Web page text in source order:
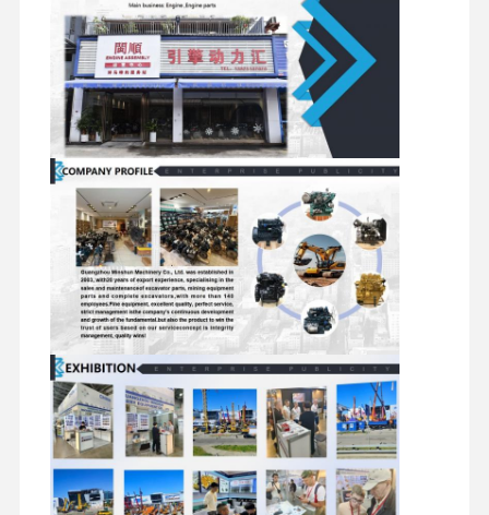
工場 ツアー 品質管理
連絡 くださ
い
ニュース
事件
パーキンズ エンジン
ヤンマーエンジン
クボタエンジン
イスズウエンジン
カミンズエンジン
スイベル
コンポー
ネント
分配弁
トラベルモ
ーターアセ
ンブリ
シャーシコンポーネ
ントおよびその他の
アクセサリ